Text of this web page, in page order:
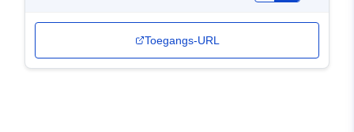
Toegangs-URL